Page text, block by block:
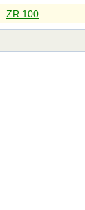
ZR 100